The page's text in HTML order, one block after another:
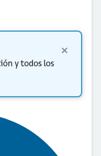
y todos los